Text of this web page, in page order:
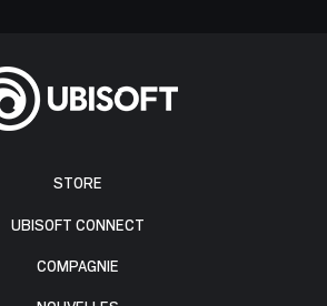
STORE
UBISOFT CONNECT
COMPAGNIE